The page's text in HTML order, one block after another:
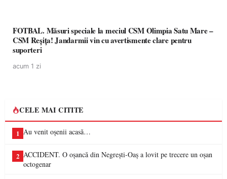
FOTBAL. Măsuri speciale la meciul CSM Olimpia Satu Mare –
CSM Reșița! Jandarmii vin cu avertismente clare pentru
suporteri
acum 1 zi
CELE MAI CITITE
1 Au venit oșenii acasă…
2 ACCIDENT. O oșancă din Negrești-Oaș a lovit pe trecere un oșan
octogenar